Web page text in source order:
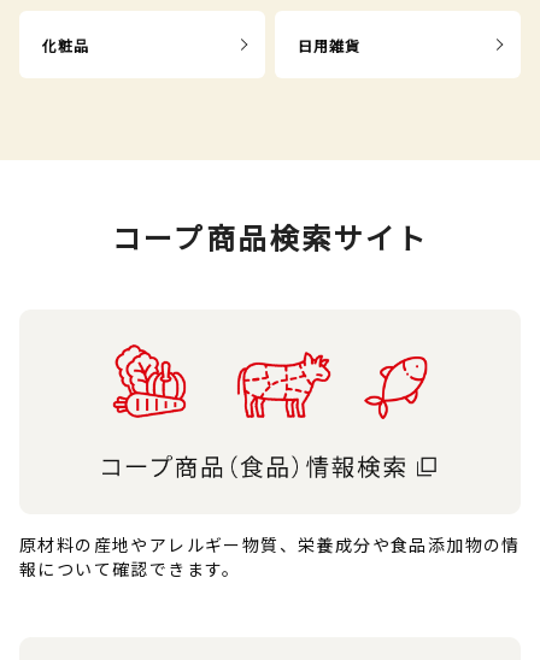
化粧品 日用雑貨
コープ商品検索サイト
原材料の産地やアレルギー物質、栄養成分や食品添加物の情
報について確認できます。